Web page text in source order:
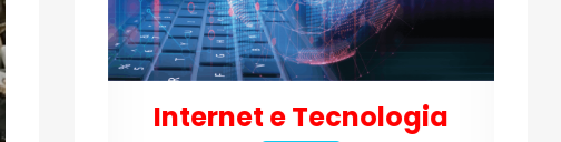
Internet e Tecnologia